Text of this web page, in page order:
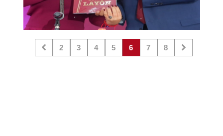
2 3 4 5 6 7 8